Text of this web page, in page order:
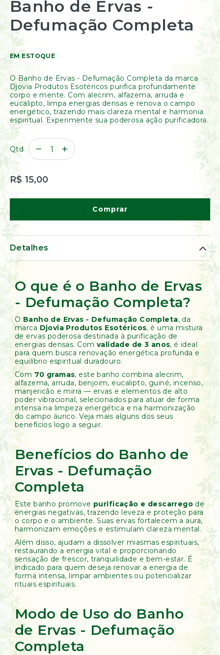
Resinas
/
Incensos
Naturais
Óleos
Perfumados
Incensos
Incensários
Aromáticos
Difusores
Livros
Ofertas
de
para
o
início
da
imagens
Banho de Ervas -
Defumação Completa
EM ESTOQUE
O Banho de Ervas - Defumação Completa da marca
Djovia Produtos Esotéricos purifica profundamente
corpo e mente. Com alecrim, alfazema, arruda e
eucalipto, limpa energias densas e renova o campo
energético, trazendo mais clareza mental e harmonia
espiritual. Experimente sua poderosa ação purificadora.
Qtd
R$ 15,00
Comprar
Detalhes
O que é o Banho de Ervas
- Defumação Completa?
O Banho de Ervas - Defumação Completa, da
marca Djovia Produtos Esotéricos, é uma mistura
de ervas poderosa destinada à purificação de
energias densas. Com validade de 3 anos, é ideal
para quem busca renovação energética profunda e
equilíbrio espiritual duradouro.
Com 70 gramas, este banho combina alecrim,
alfazema, arruda, benjoim, eucalipto, guiné, incenso,
manjericão e mirra — ervas e elementos de alto
poder vibracional, selecionados para atuar de forma
intensa na limpeza energética e na harmonização
do campo áurico. Veja mais alguns dos seus
benefícios logo a seguir.
Benefícios do Banho de
Ervas - Defumação
Completa
Este banho promove purificação e descarrego de
energias negativas, trazendo leveza e proteção para
o corpo e o ambiente. Suas ervas fortalecem a aura,
harmonizam emoções e estimulam clareza mental.
Além disso, ajudam a dissolver miasmas espirituais,
restaurando a energia vital e proporcionando
sensação de frescor, tranquilidade e bem-estar. É
indicado para quem deseja renovar a energia de
forma intensa, limpar ambientes ou potencializar
rituais espirituais.
Modo de Uso do Banho
de Ervas - Defumação
Completa